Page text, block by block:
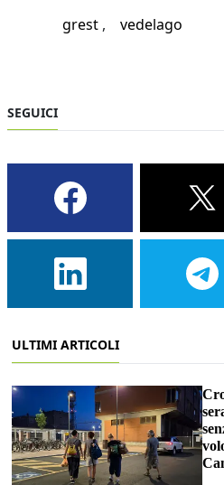
grest
vedelago
SEGUICI
ULTIMI ARTICOLI